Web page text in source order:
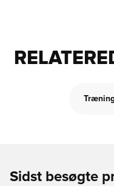
Sidst besøgte